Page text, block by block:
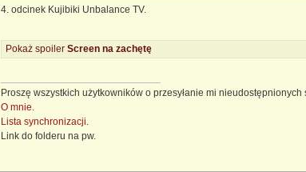
4. odcinek Kujibiki Unbalance TV.
Pokaż spoiler Screen na zachętę
Proszę wszystkich użytkowników o przesyłanie mi
O mnie.
Lista synchronizacji.
Link do folderu na pw.